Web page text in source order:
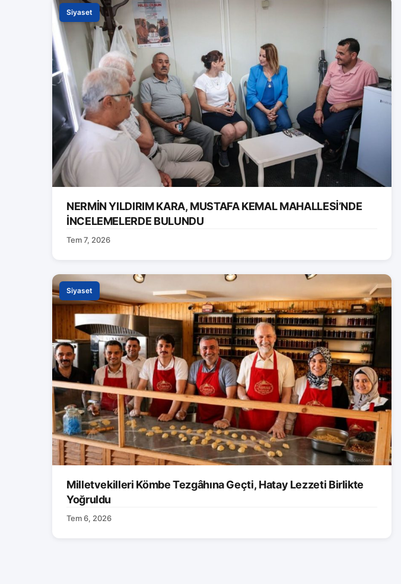
Siyaset
NERMİN YILDIRIM KARA, MUSTAFA KEMAL MAHALLESİ’NDE
İNCELEMELERDE BULUNDU
Tem 7, 2026
Siyaset
Milletvekilleri Kömbe Tezgâhına Geçti, Hatay Lezzeti Birlikte
Yoğruldu
Tem 6, 2026